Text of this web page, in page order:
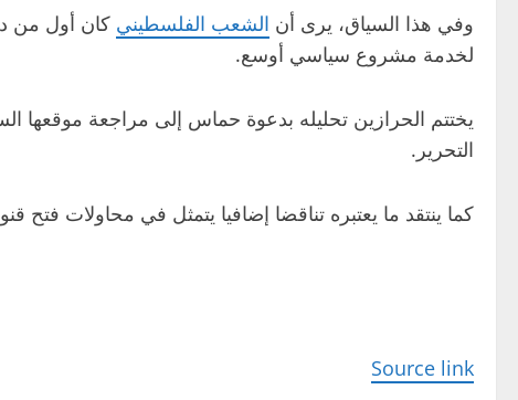
وفي هذا السياق، يرى أن الشعب الفلسطيني كان أول من
لخدمة مشروع سياسي أوسع.
يختتم الحرازين تحليله بدعوة حماس إلى مراجعة موقعها
التحرير.
كما ينتقد ما يعتبره تناقضا إضافيا يتمثل في محاولات فتح
Source link